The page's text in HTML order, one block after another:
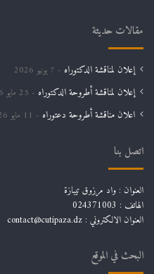
مقالات حديثة
إعلان لمناقشة الدكتوراه 7 يونيو 2026
إعلان لمناقشة أطروحة الدكتوراه 25 مايو 2026
اعلان مناقشة أطروحة دعتوراه 11 مايو 2026
اتصل بنا
العنوان : واد مرزوق تيبازة
الهاتف : 024371003
العنوان الالكتروني : contact@cutipaza.dz
البحث في الموقع